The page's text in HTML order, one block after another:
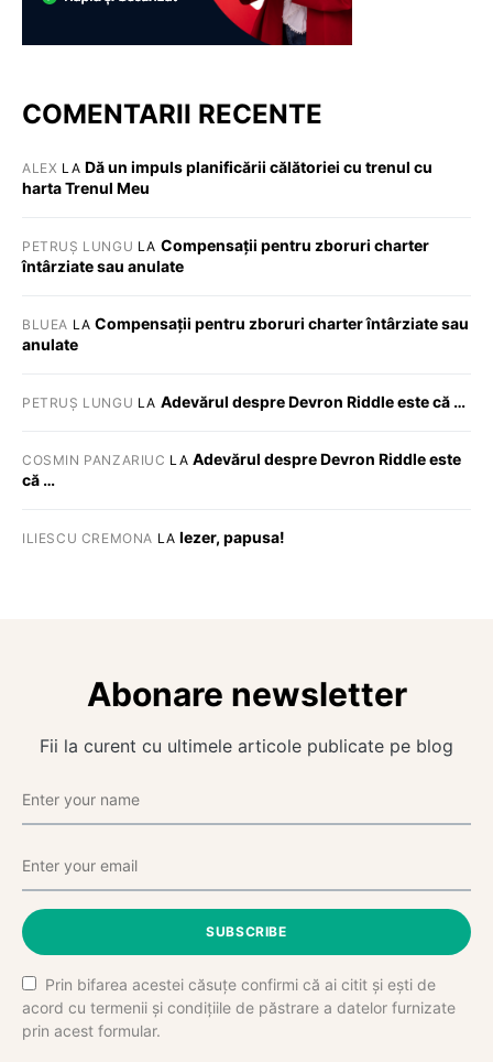
COMENTARII RECENTE
ALEX LA Dă un impuls planificării călătoriei cu trenul cu
harta Trenul Meu
PETRUȘ LUNGU LA Compensații pentru zboruri charter
întârziate sau anulate
BLUEA LACompensații pentru zboruri charter întârziate sau
anulate
PETRUȘ LUNGU LA Adevărul despre Devron Riddle este că …
COSMIN PANZARIUC LA Adevărul despre Devron Riddle este
că …
ILIESCU CREMONA LAIezer, papusa!
Abonare newsletter
Fii la curent cu ultimele articole publicate pe blog
SUBSCRIBE
Prin bifarea acestei căsuțe confirmi că ai citit și ești de
acord cu termenii și condițiile de păstrare a datelor furnizate
prin acest formular.